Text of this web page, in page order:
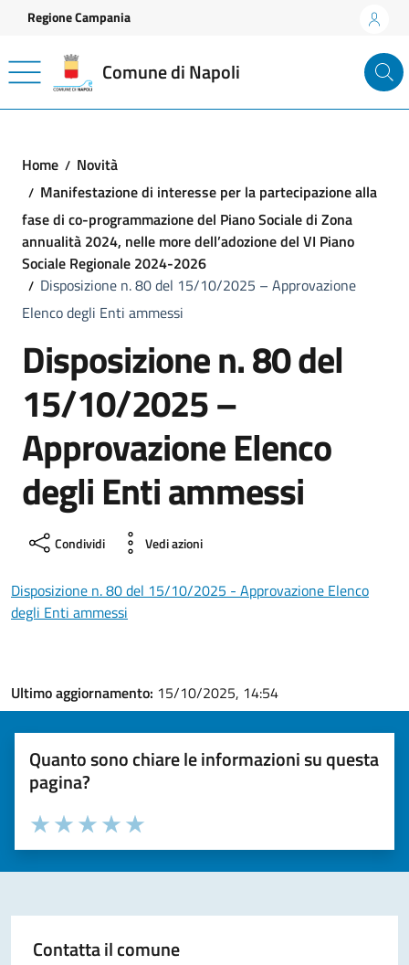
Vai ai contenuti
Vai al footer
Regione Campania
Comune di Napoli
Home
Novità
Manifestazione di interesse per la partecipazione alla
fase di co-programmazione del Piano Sociale di Zona
annualità 2024, nelle more dell’adozione del VI Piano
Sociale Regionale 2024-2026
Disposizione n. 80 del 15/10/2025 – Approvazione
Elenco degli Enti ammessi
Disposizione n. 80 del
15/10/2025 –
Approvazione Elenco
degli Enti ammessi
Condividi Vedi azioni
Disposizione n. 80 del 15/10/2025 - Approvazione Elenco
degli Enti ammessi
Ultimo aggiornamento: 15/10/2025, 14:54
Quanto sono chiare le informazioni su questa
pagina?
Valuta la chiarezza delle informazioni (da 1 a 5 stelle)
Seleziona il numero di stelle per valutare la chiarezza delle
Valuta 5 stelle su 5
Valuta 4 stelle su 5
Valuta 3 stelle su 5
Valuta 2 stelle su 5
Valuta 1 stelle su 5
Contatta il comune